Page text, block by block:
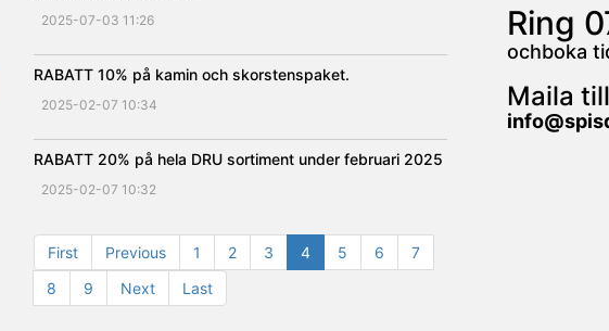
2025-07-03 11:26
RABATT 10% på kamin och skorstenspaket.
2025-02-07 10:34
RABATT 20% på hela DRU sortiment under februari 2025
2025-02-07 10:32
First Previous 1 2 3 4 5 6
7
8
9 Next Last
Ring
ochboka
Maila